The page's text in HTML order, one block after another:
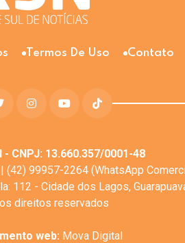
Termos De Uso Contato
CNPJ: 13.660.357/0001-48
(42) 99957-2264 (WhatsApp
112 - Cidade dos Lagos,
direitos reservados
web: Mova Digital